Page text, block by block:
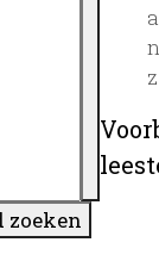
zoeken